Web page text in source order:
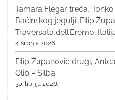
Tamara Flegar treća,
Baćinskog jegulji, Filip
Traversata dell’Eremo,
4. srpnja 2026.
Filip Županović drugi,
Olib – Silba
30. lipnja 2026.